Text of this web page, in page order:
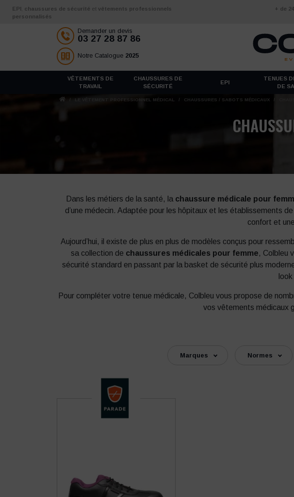
Aller au contenu
EPI chaussures de sécurité et vêtements professionnels
personnalisés
+ de
Demander un devis
03 27 28 87 86
Notre Catalogue 2025
VÊTEMENTS DE
TRAVAIL
CHAUSSURES DE
SÉCURITÉ
EPI
TENUES
DE
/ LE VÊTEMENT PROFESSIONNEL MÉDICAL / CHAUSSURES / SABOTS MÉDICAUX
Dans les métiers de la santé, la chaussure médicale pour
d’une médecin. Adaptée pour les hôpitaux et les établissements
confort et
Aujourd’hui, il existe de plus en plus de modèles conçus pour
sa collection de chaussures médicales pour femme, Colbleu
sécurité standard en passant par la basket de sécurité plus
Pour compléter votre tenue médicale, Colbleu vous propose de
vos vêtements médicaux
Marques Normes